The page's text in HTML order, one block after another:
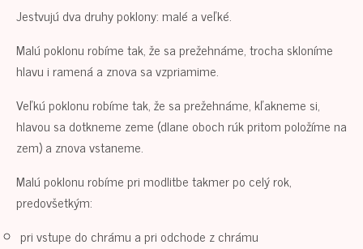
Jestvujú dva druhy poklony: malé a veľké.
Malú poklonu robíme tak, že sa prežehnáme, trocha skloníme
hlavu i ramená a znova sa vzpriamime.
Veľkú poklonu robíme tak, že sa prežehnáme, kľakneme si,
hlavou sa dotkneme zeme (dlane oboch rúk pritom položíme na
zem) a znova vstaneme.
Malú poklonu robíme pri modlitbe takmer po celý rok,
predovšetkým:
pri vstupe do chrámu a pri odchode z chrámu